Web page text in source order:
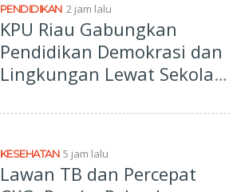
PENDIDIKAN 2 jam lalu
KPU Riau Gabungkan
Pendidikan Demokrasi dan
Lingkungan Lewat Sekolah
KESEHATAN 5 jam lalu
Lawan TB dan Percepat